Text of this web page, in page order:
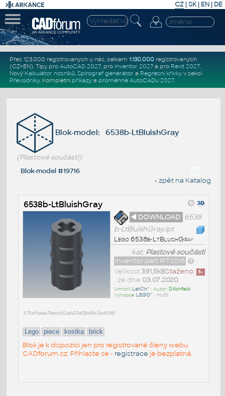
CZ | SK| EN | DE
Přes 123.000 registrovaných u nás, celkem 1.130.000registrovaných
(CZ+EN). Tipy pro AutoCAD 2027, pro Inventor 2027a pro Revit 2027.
Nový Kalkulátor nosníků, Spirograf generátor a Regresní křivkyv sekci
Převodníky. Kompletní příkazya proměnné AutoCADu 2027.
Blok-model: 6538b-LtBluishGray
(Plastové součásti)
Blok-model #19716
« zpět na Katalog
6538b-LtBluishGray
◄ DOWNLOAD
6538
b-LtBluishGray.ipt
Lego 6538b-LtBluishGray
kat:Plastové součásti
Inventor part IPT2016
Staženo: 6x
Velikost391,5kB
• ze dne 03.07.2020
Umístil: LatCh^ • Autor: D.Kohfeld•
Výrobce: LEGO^ • md5:
37faffdea7becb12ab2040b48c3a4598
Lego piece kostka brick
Blok je k dispozici jen pro registrované členy webu
CADforum.cz. Přihlaste se - registrace je bezplatná.